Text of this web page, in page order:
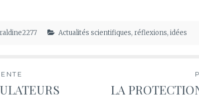
Actualités scientifiques, réflexions, idées
LA